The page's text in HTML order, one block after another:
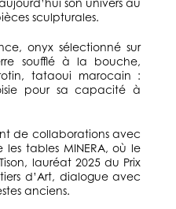
aujourd’hui son univers au
sculpturales.
onyx sélectionné sur
soufflé à la bouche,
tataoui marocain :
pour sa capacité à
de collaborations avec
les tables MINERA, où le
lauréat 2025 du Prix
d’Art, dialogue avec
anciens.